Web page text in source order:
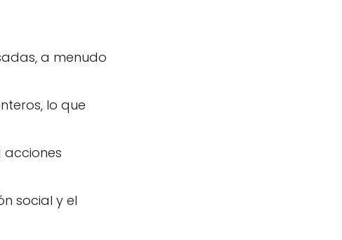
a menudo
lo que
acciones
social y el